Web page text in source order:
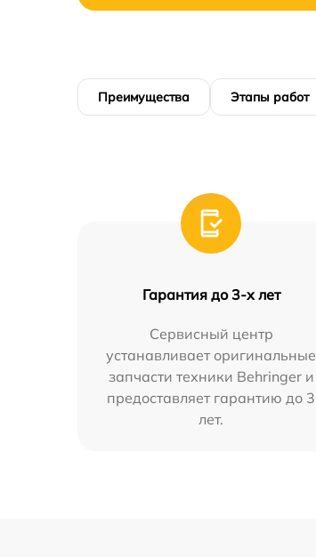
Преимущества Этапы работ
Гарантия до 3-х лет
Сервисный центр
устанавливает оригинальные
запчасти техники Behringer и
предоставляет гарантию до 3
лет.